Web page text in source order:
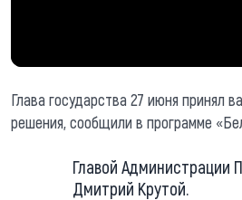
Глава государства 27 июня принял
решения, сообщили в программе
Главой Администрации
Дмитрий Крутой.